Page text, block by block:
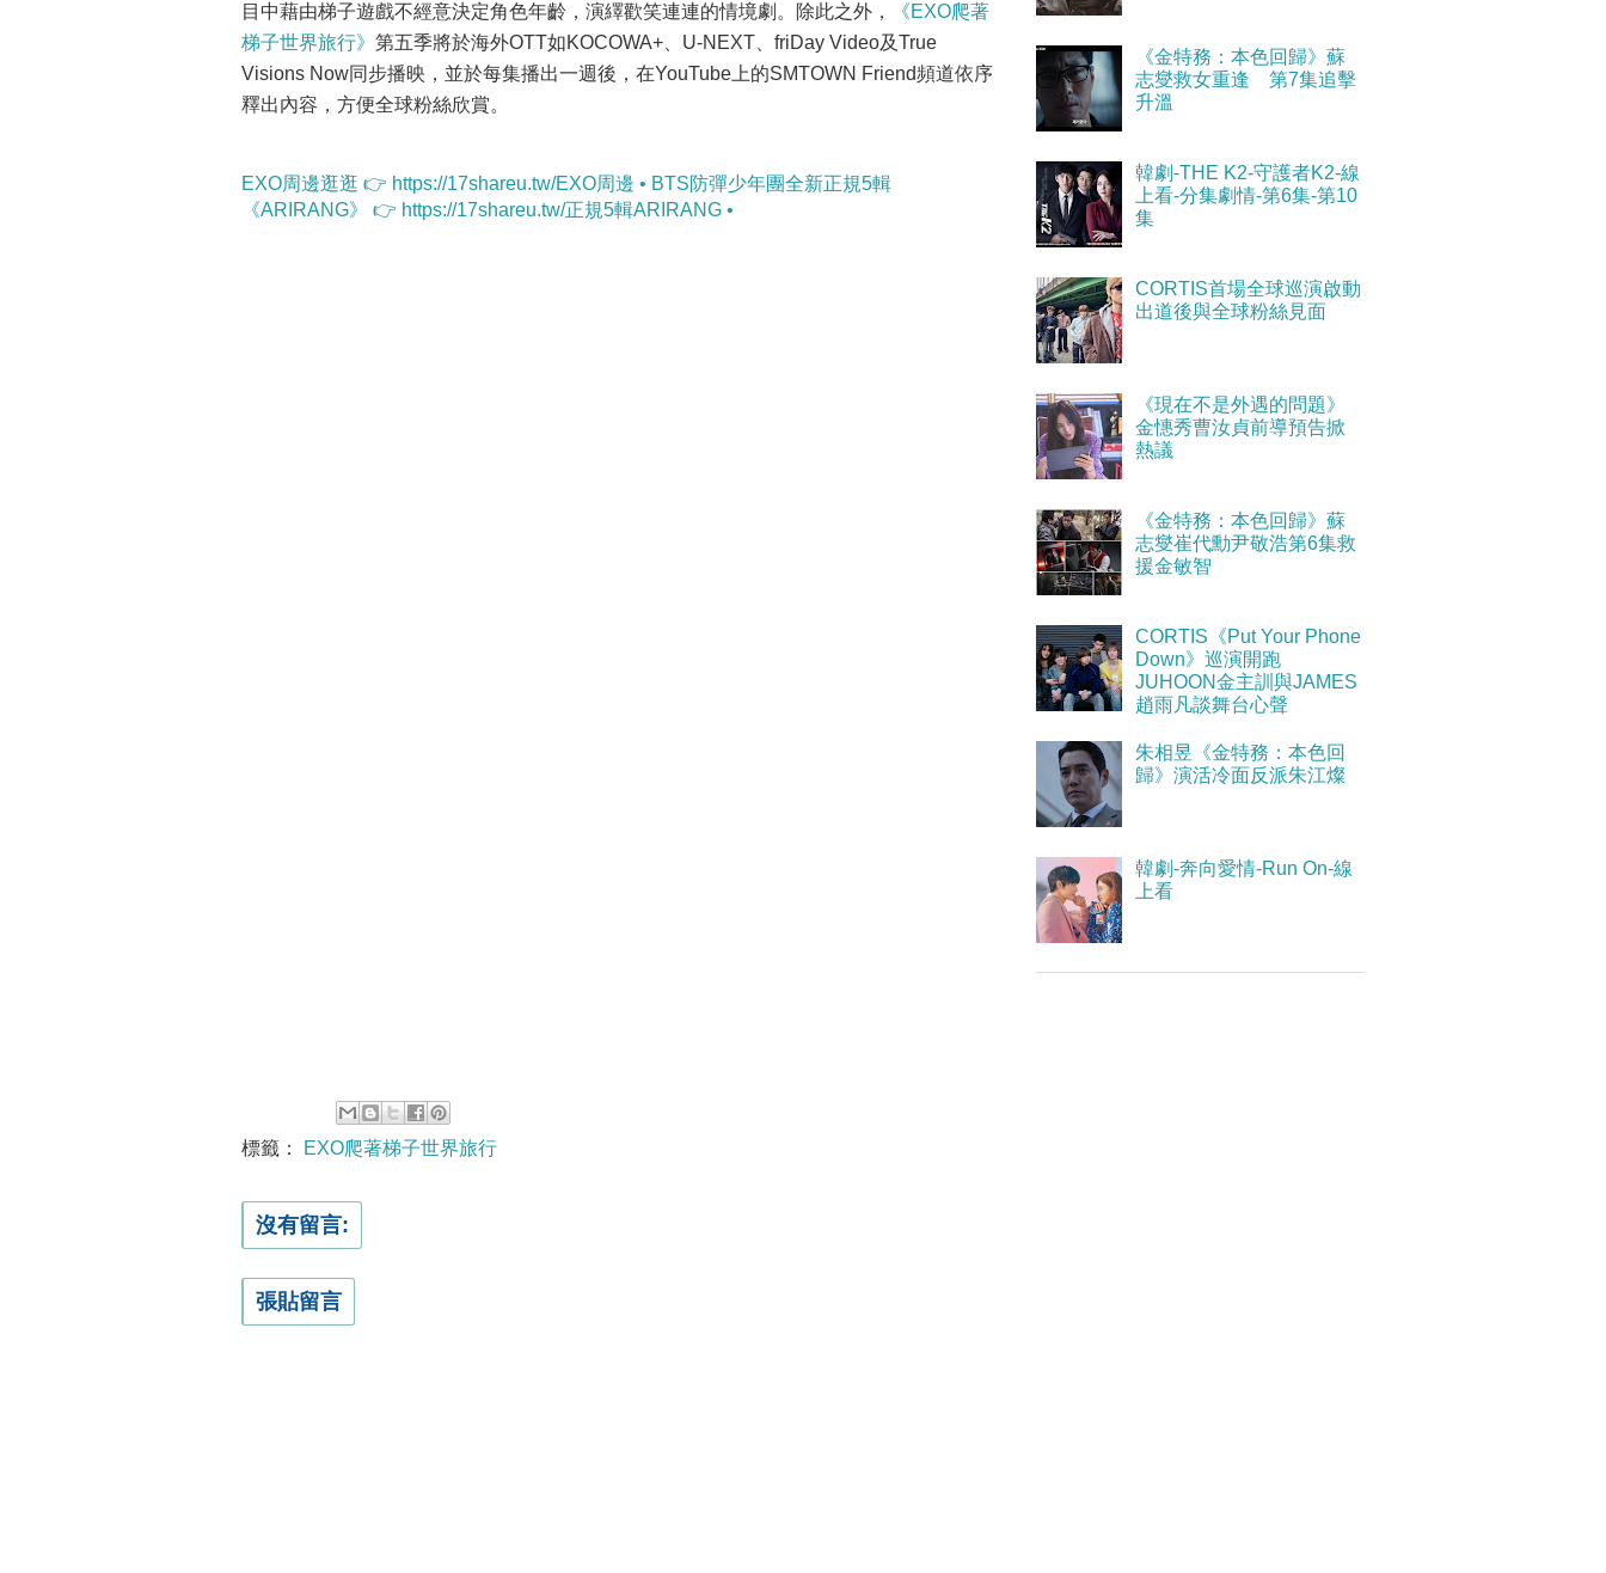
目中藉由梯子遊戲不經意決定角色年齡，演繹歡笑連連的情境劇。除此之外，
《EXO爬著
梯子世界旅行》 第五季將於海外OTT如KOCOWA+、U-NEXT、friDay Video及True
Visions Now同步播映，並於每集播出一週後，在YouTube上的SMTOWN Friend頻道依序
釋出內容，方便全球粉絲欣賞。
EXO周邊逛逛 👉 https://17shareu.tw/EXO周邊 • BTS防彈少年團全新正規5輯
《ARIRANG》 👉 https://17shareu.tw/正規5輯ARIRANG •
標籤： EXO爬著梯子世界旅行
沒有留言:
張貼留言
《金特務：本色回歸》蘇
志燮救女重逢 第7集追擊
升溫
韓劇-THE K2-守護者K2-線
上看-分集劇情-第6集-第10
集
CORTIS首場全球巡演啟動
出道後與全球粉絲見面
《現在不是外遇的問題》
金憓秀曹汝貞前導預告掀
熱議
《金特務：本色回歸》蘇
志燮崔代勳尹敬浩第6集救
援金敏智
CORTIS《Put Your Phone
Down》巡演開跑
JUHOON金主訓與JAMES
趙雨凡談舞台心聲
朱相昱《金特務：本色回
歸》演活冷面反派朱江燦
韓劇-奔向愛情-Run On-線
上看